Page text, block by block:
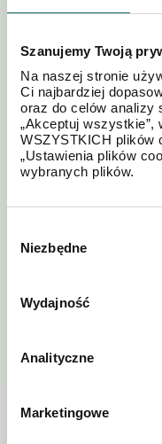
Szanujemy Twoją
Na naszej stronie
Ci najbardziej
oraz do celów analizy
„Akceptuj
WSZYSTKICH plików
„Ustawienia plików
wybranych plików.
zgody
Niezbędne
Wydajność
Analityczne
Marketingowe
*Akceptuję
postanowienia